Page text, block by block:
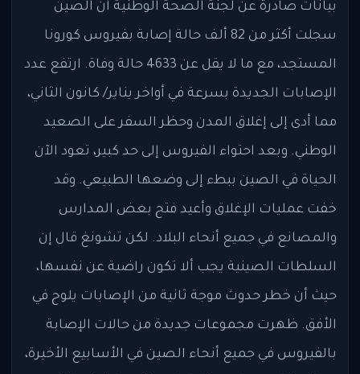
بيانات صادرة عن لجنة الصحة الوطنية أن الصين
سجلت أكثر من 82 ألف حالة إصابة بفيروس كورونا
المستجد، مع ما لا يقل عن 4633 حالة وفاة. ارتفع عدد
الإصابات الجديدة بسرعة في أواخر يناير/ كانون الثاني،
مما أدى إلى إغلاق المدن وحظر السفر على الصعيد
الوطني. وبعد احتواء الفيروس إلى حد كبير، تعود الآن
الحياة في الصين ببطء إلى وضعها الطبيعي. وقد
خفت عمليات الإغلاق وأعيد فتح بعض المدارس
والمصانع في جميع أنحاء البلاد. لكن تشونغ قال إن
السلطات الصينية يجب ألا تكون راضية عن نفسها،
حيث أن خطر حدوث موجة ثانية من الإصابات يلوح في
الأفق. ظهرت مجموعات جديدة من حالات الإصابة
بالفيروس في جميع أنحاء الصين في الأسابيع الأخيرة،